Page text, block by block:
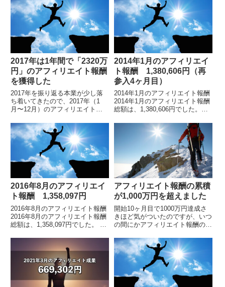
2017年は1年間で「2320万
円」のアフィリエイト報酬
を獲得した
2017年を振り返る本業が少し落
ち着いてきたので、2017年（1
月〜12月）のアフィリエイト実
1,240,767円2月 1,491,543円3
月 1,261,137...
2014年1月のアフィリエイ
ト報酬 1,380,606円（再
参入4ヶ月目）
2014年1月のアフィリエイト報酬
2014年1月のアフィリエイト報酬
総額は、1,380,606円でした。拡
で報酬100万円を突破再スタート
して4ヶ月目で、再び100万円
2016年8月のアフィリエイ
ト報酬 1,358,097円
2016年8月のアフィリエイト報酬
2016年8月のアフィリエイト報酬
総額は、1,358,097円でした。 各
細はこちら累計報酬額はこちら。
8500万円を突破した。このペ
アフィリエイト報酬の累積
が1,000万円を超えました
開始10ヶ月目で1000万円達成さ
きほど気がついたのですが、いつ
の間にかアフィリエイト報酬の総
た（2012年11月8日現在）。アフ
ィリエイトをスタートして10ヶ
月目です...